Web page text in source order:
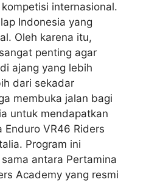
internasional.
Indonesia yang
Oleh karena itu,
penting agar
ajang yang lebih
dari sekadar
membuka jalan bagi
untuk mendapatkan
VR46 Riders
Program ini
antara Pertamina
Academy yang resmi